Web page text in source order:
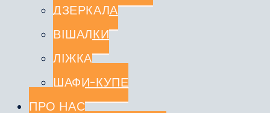
ДЗЕРКАЛА
ВІШАЛКИ
ЛІЖКА
ШАФИ-КУПЕ
ПРО НАС